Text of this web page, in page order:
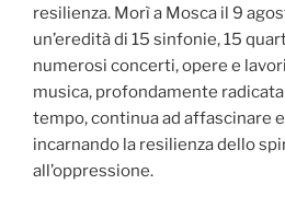
resilienza. Morì a Mosca il 9
un’eredità di 15 sinfonie, 15
numerosi concerti, opere e
musica, profondamente
tempo, continua ad affascinare
incarnando la resilienza dello
all’oppressione.